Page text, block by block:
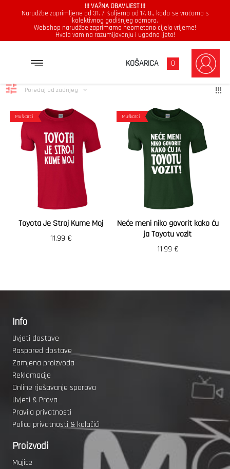
!!! VAŽNA OBAVIJEST !!!
Narudžbe zaprimljene od 31. 7. šaljemo od 17. 8., kada se vraćamo s
kolektivnog godišnjeg odmora.
Webshop narudžbe zaprimamo neometano cijelo vrijeme!
Hvala vam na razumijevanju i ugodno ljeto!
KOŠARICA 0
Toyota Prikazuje se svih 2 rezultataPoredano
Poredaj od zadnjeg
Muškarci
Toyota Je Stroj Kume Moj
11.99 €
Muškarci
Neće meni niko govorit kako ću
ja Toyotu vozit
11.99 €
Info
Uvjeti dostave
Raspored dostave
Zamjena proizvoda
Reklamacije
Online rješavanje sporova
Uvjeti & Prava
Pravila privatnosti
Polica privatnosti & kolačići
Proizvodi
Majice